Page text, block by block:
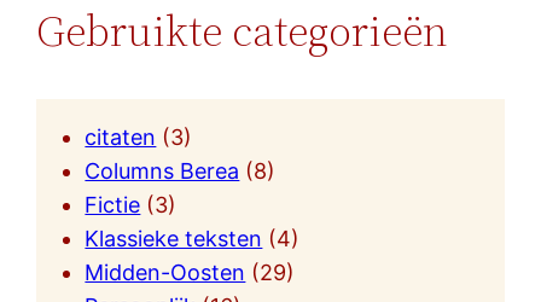
Gebruikte categorieën
citaten (3)
Columns Berea (8)
Fictie (3)
Klassieke teksten (4)
Midden-Oosten (29)